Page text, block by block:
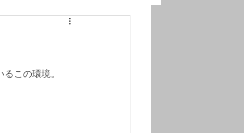
この環境。